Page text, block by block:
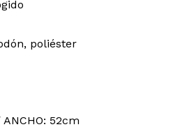
poliéster
52cm